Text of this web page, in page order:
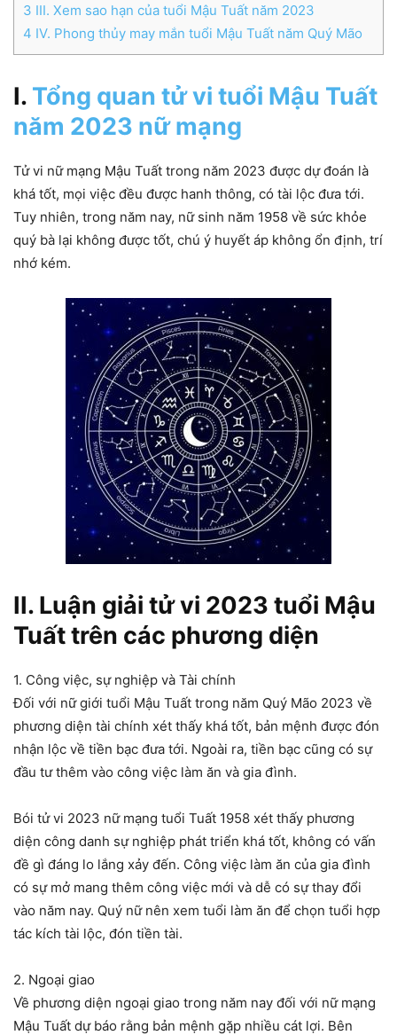
3 III. Xem sao hạn của tuổi Mậu Tuất năm 2023
4 IV. Phong thủy may mắn tuổi Mậu Tuất năm Quý Mão
I. Tổng quan tử vi tuổi Mậu Tuất
năm 2023 nữ mạng
Tử vi nữ mạng Mậu Tuất trong năm 2023 được dự đoán là
khá tốt, mọi việc đều được hanh thông, có tài lộc đưa tới.
Tuy nhiên, trong năm nay, nữ sinh năm 1958 về sức khỏe
quý bà lại không được tốt, chú ý huyết áp không ổn định, trí
nhớ kém.
II. Luận giải tử vi 2023 tuổi Mậu
Tuất trên các phương diện
1. Công việc, sự nghiệp và Tài chính
Đối với nữ giới tuổi Mậu Tuất trong năm Quý Mão 2023 về
phương diện tài chính xét thấy khá tốt, bản mệnh được đón
nhận lộc về tiền bạc đưa tới. Ngoài ra, tiền bạc cũng có sự
đầu tư thêm vào công việc làm ăn và gia đình.
Bói tử vi 2023 nữ mạng tuổi Tuất 1958 xét thấy phương
diện công danh sự nghiệp phát triển khá tốt, không có vấn
đề gì đáng lo lắng xảy đến. Công việc làm ăn của gia đình
có sự mở mang thêm công việc mới và dễ có sự thay đổi
vào năm nay. Quý nữ nên xem tuổi làm ăn để chọn tuổi hợp
tác kích tài lộc, đón tiền tài.
2. Ngoại giao
Về phương diện ngoại giao trong năm nay đối với nữ mạng
Mậu Tuất dự báo rằng bản mệnh gặp nhiều cát lợi. Bên